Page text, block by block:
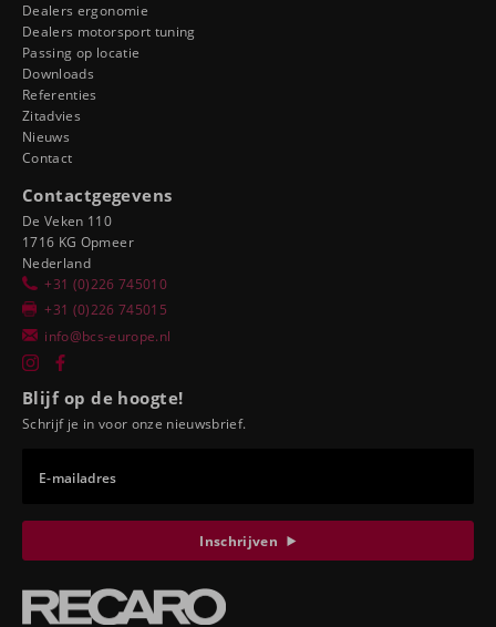
Dealers ergonomie
Dealers motorsport tuning
Passing op locatie
Downloads
Referenties
Zitadvies
Nieuws
Contact
Contactgegevens
De Veken 110
1716 KG Opmeer
Nederland
+31 (0)226 745010
+31 (0)226 745015
info@bcs-europe.nl
Blijf op de hoogte!
Schrijf je in voor onze nieuwsbrief.
E-mailadres
Inschrijven